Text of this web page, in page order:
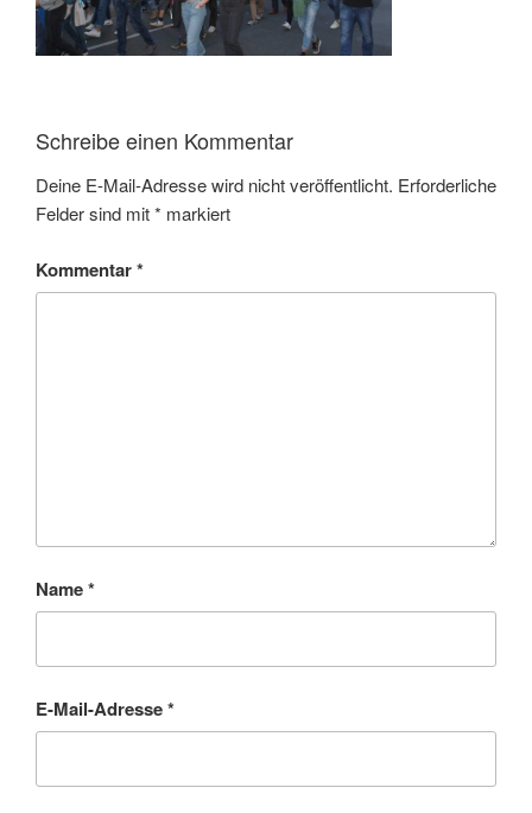
Schreibe einen Kommentar
Deine E-Mail-Adresse wird nicht veröffentlicht. Erforderliche
Felder sind mit* markiert
Kommentar*
Name*
E-Mail-Adresse*